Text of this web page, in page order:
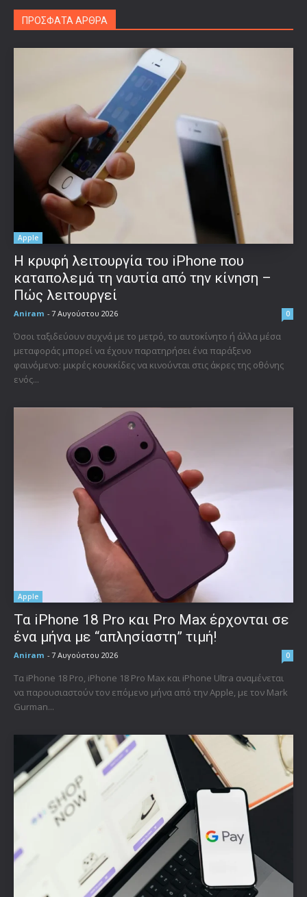
ΠΡΟΣΦΑΤΑ ΑΡΘΡΑ
Apple
Η κρυφή λειτουργία του iPhone που
καταπολεμά τη ναυτία από την κίνηση –
Πώς λειτουργεί
Aniram - 7 Αυγούστου 2026 0
Όσοι ταξιδεύουν συχνά με το μετρό, το αυτοκίνητο ή άλλα μέσα
μεταφοράς μπορεί να έχουν παρατηρήσει ένα παράξενο
φαινόμενο: μικρές κουκκίδες να κινούνται στις άκρες της οθόνης
ενός...
Apple
Τα iPhone 18 Pro και Pro Max έρχονται σε
ένα μήνα με “απλησίαστη” τιμή!
Aniram - 7 Αυγούστου 2026 0
Τα iPhone 18 Pro, iPhone 18 Pro Max και iPhone Ultra αναμένεται
να παρουσιαστούν τον επόμενο μήνα από την Apple, με τον Mark
Gurman...